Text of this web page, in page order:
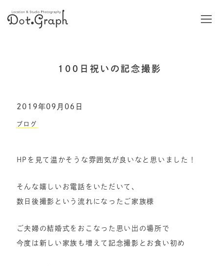
100日祝いの記念撮影
2019年09月06日
ブログ
HPを見て温かそうな雰囲気が良いなと思いました！
そんな嬉しいお電話をいただいて、
数日後撮影という流れになったご家族様
ご夫婦の結婚式をおこなった思い出の場所で
今度は新しい家族も増えて記念撮影とお食い初め